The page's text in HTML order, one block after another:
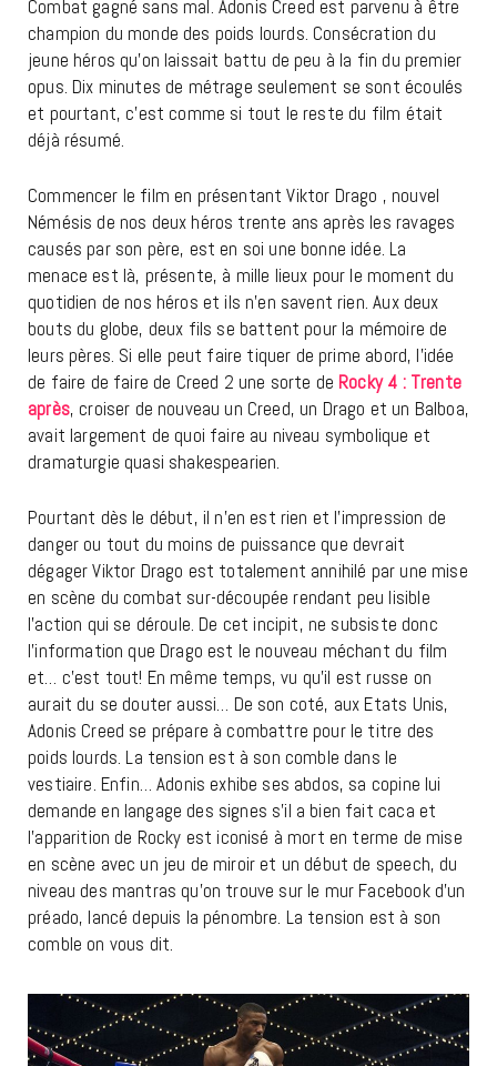
Combat gagné sans mal. Adonis Creed est parvenu à être
champion du monde des poids lourds. Consécration du
jeune héros qu’on laissait battu de peu à la fin du premier
opus. Dix minutes de métrage seulement se sont écoulés
et pourtant, c’est comme si tout le reste du film était
déjà résumé.
Commencer le film en présentant Viktor Drago , nouvel
Némésis de nos deux héros trente ans après les ravages
causés par son père, est en soi une bonne idée. La
menace est là, présente, à mille lieux pour le moment du
quotidien de nos héros et ils n’en savent rien. Aux deux
bouts du globe, deux fils se battent pour la mémoire de
leurs pères. Si elle peut faire tiquer de prime abord, l’idée
de faire de faire de Creed 2 une sorte de Rocky 4 : Trente
après, croiser de nouveau un Creed, un Drago et un Balboa,
avait largement de quoi faire au niveau symbolique et
dramaturgie quasi shakespearien.
Pourtant dès le début, il n’en est rien et l’impression de
danger ou tout du moins de puissance que devrait
dégager Viktor Drago est totalement annihilé par une mise
en scène du combat sur-découpée rendant peu lisible
l’action qui se déroule. De cet incipit, ne subsiste donc
l’information que Drago est le nouveau méchant du film
et… c’est tout! En même temps, vu qu’il est russe on
aurait du se douter aussi… De son coté, aux Etats Unis,
Adonis Creed se prépare à combattre pour le titre des
poids lourds. La tension est à son comble dans le
vestiaire. Enfin… Adonis exhibe ses abdos, sa copine lui
demande en langage des signes s’il a bien fait caca et
l’apparition de Rocky est iconisé à mort en terme de mise
en scène avec un jeu de miroir et un début de speech, du
niveau des mantras qu’on trouve sur le mur Facebook d’un
préado, lancé depuis la pénombre. La tension est à son
comble on vous dit.